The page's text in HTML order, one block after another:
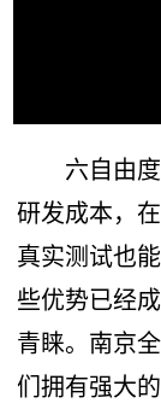
六自由度
研发成本，
真实测试也
些优势已经
青睐。南京
们拥有强大